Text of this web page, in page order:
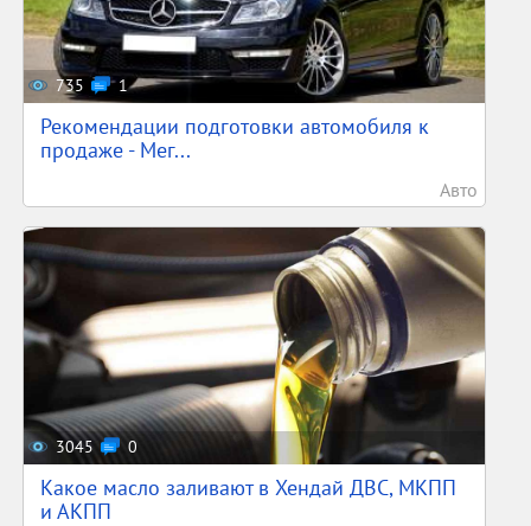
735 1
Рекомендации подготовки автомобиля к
продаже - Мег...
Авто
3045 0
Какое масло заливают в Хендай ДВС, МКПП
и АКПП